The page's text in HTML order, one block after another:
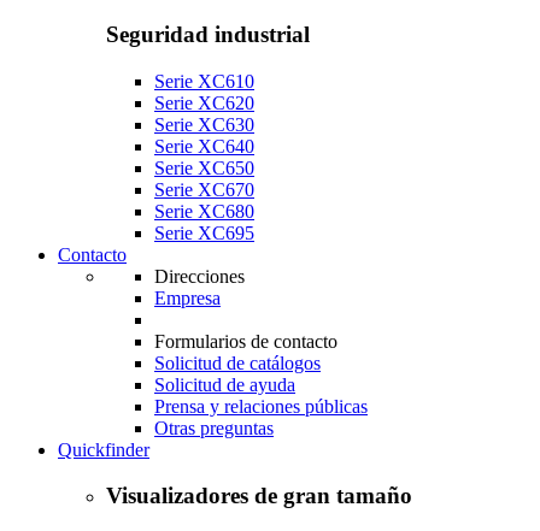
Seguridad industrial
Serie XC610
Serie XC620
Serie XC630
Serie XC640
Serie XC650
Serie XC670
Serie XC680
Serie XC695
Contacto
Direcciones
Empresa
Formularios de contacto
Solicitud de catálogos
Solicitud de ayuda
Prensa y relaciones públicas
Otras preguntas
Quickfinder
Visualizadores de gran tamaño